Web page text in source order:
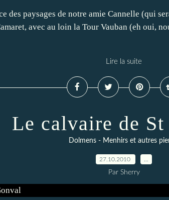
des paysages de notre amie Cannelle (qui
avec au loin la Tour Vauban (eh oui,
Lire la suite
Le calvaire de
Dolmens - Menhirs et autres
27.10.2010
Par Sherry